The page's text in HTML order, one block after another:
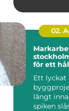
02.
stockholm
för ett
Ett lyckat
långt
spiken